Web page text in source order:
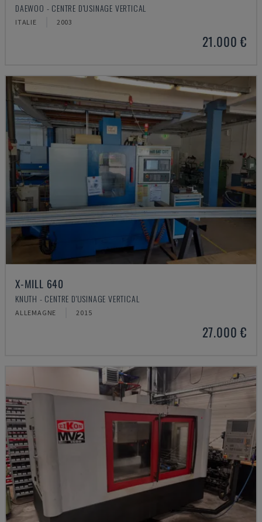
DAEWOO - CENTRE D'USINAGE VERTICAL
ITALIE 2003
21.000 €
X-MILL 640
KNUTH - CENTRE D'USINAGE VERTICAL
ALLEMAGNE 2015
27.000 €